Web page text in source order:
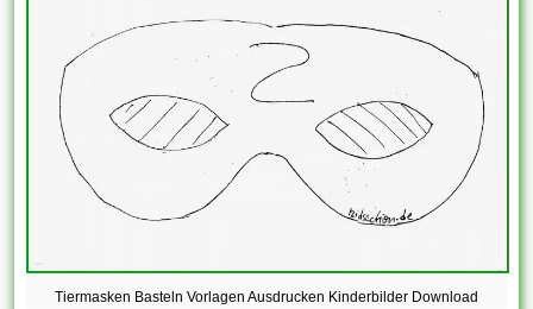
Tiermasken Basteln Vorlagen Ausdrucken Kinderbilder Download